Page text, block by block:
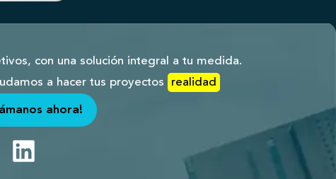
con una solución integral a tu medida.
a hacer tus proyectos
realidad
ahora!